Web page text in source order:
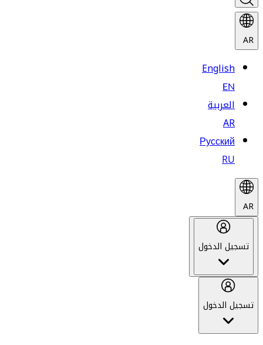
AR
English
EN
العربية
AR
Русский
RU
AR
تسجيل الدخول
تسجيل الدخول